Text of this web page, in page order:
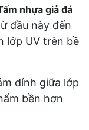
nhựa giả đá
đầu này đến
lớp UV trên bề
dính giữa lớp
bền hơn